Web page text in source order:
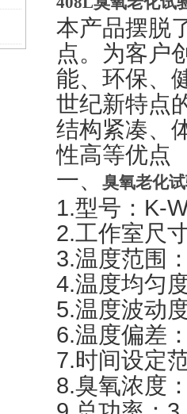
本产品摆脱
点。为客户
能、环保、
世纪新特点
结构紧凑、
性高等优点
一、
臭氧老化
1.型号：K-
2.工作室尺
3.温度范围
4.温度均匀
5.温度波动
6.温度偏差
7.时间设定
8.臭氧浓度